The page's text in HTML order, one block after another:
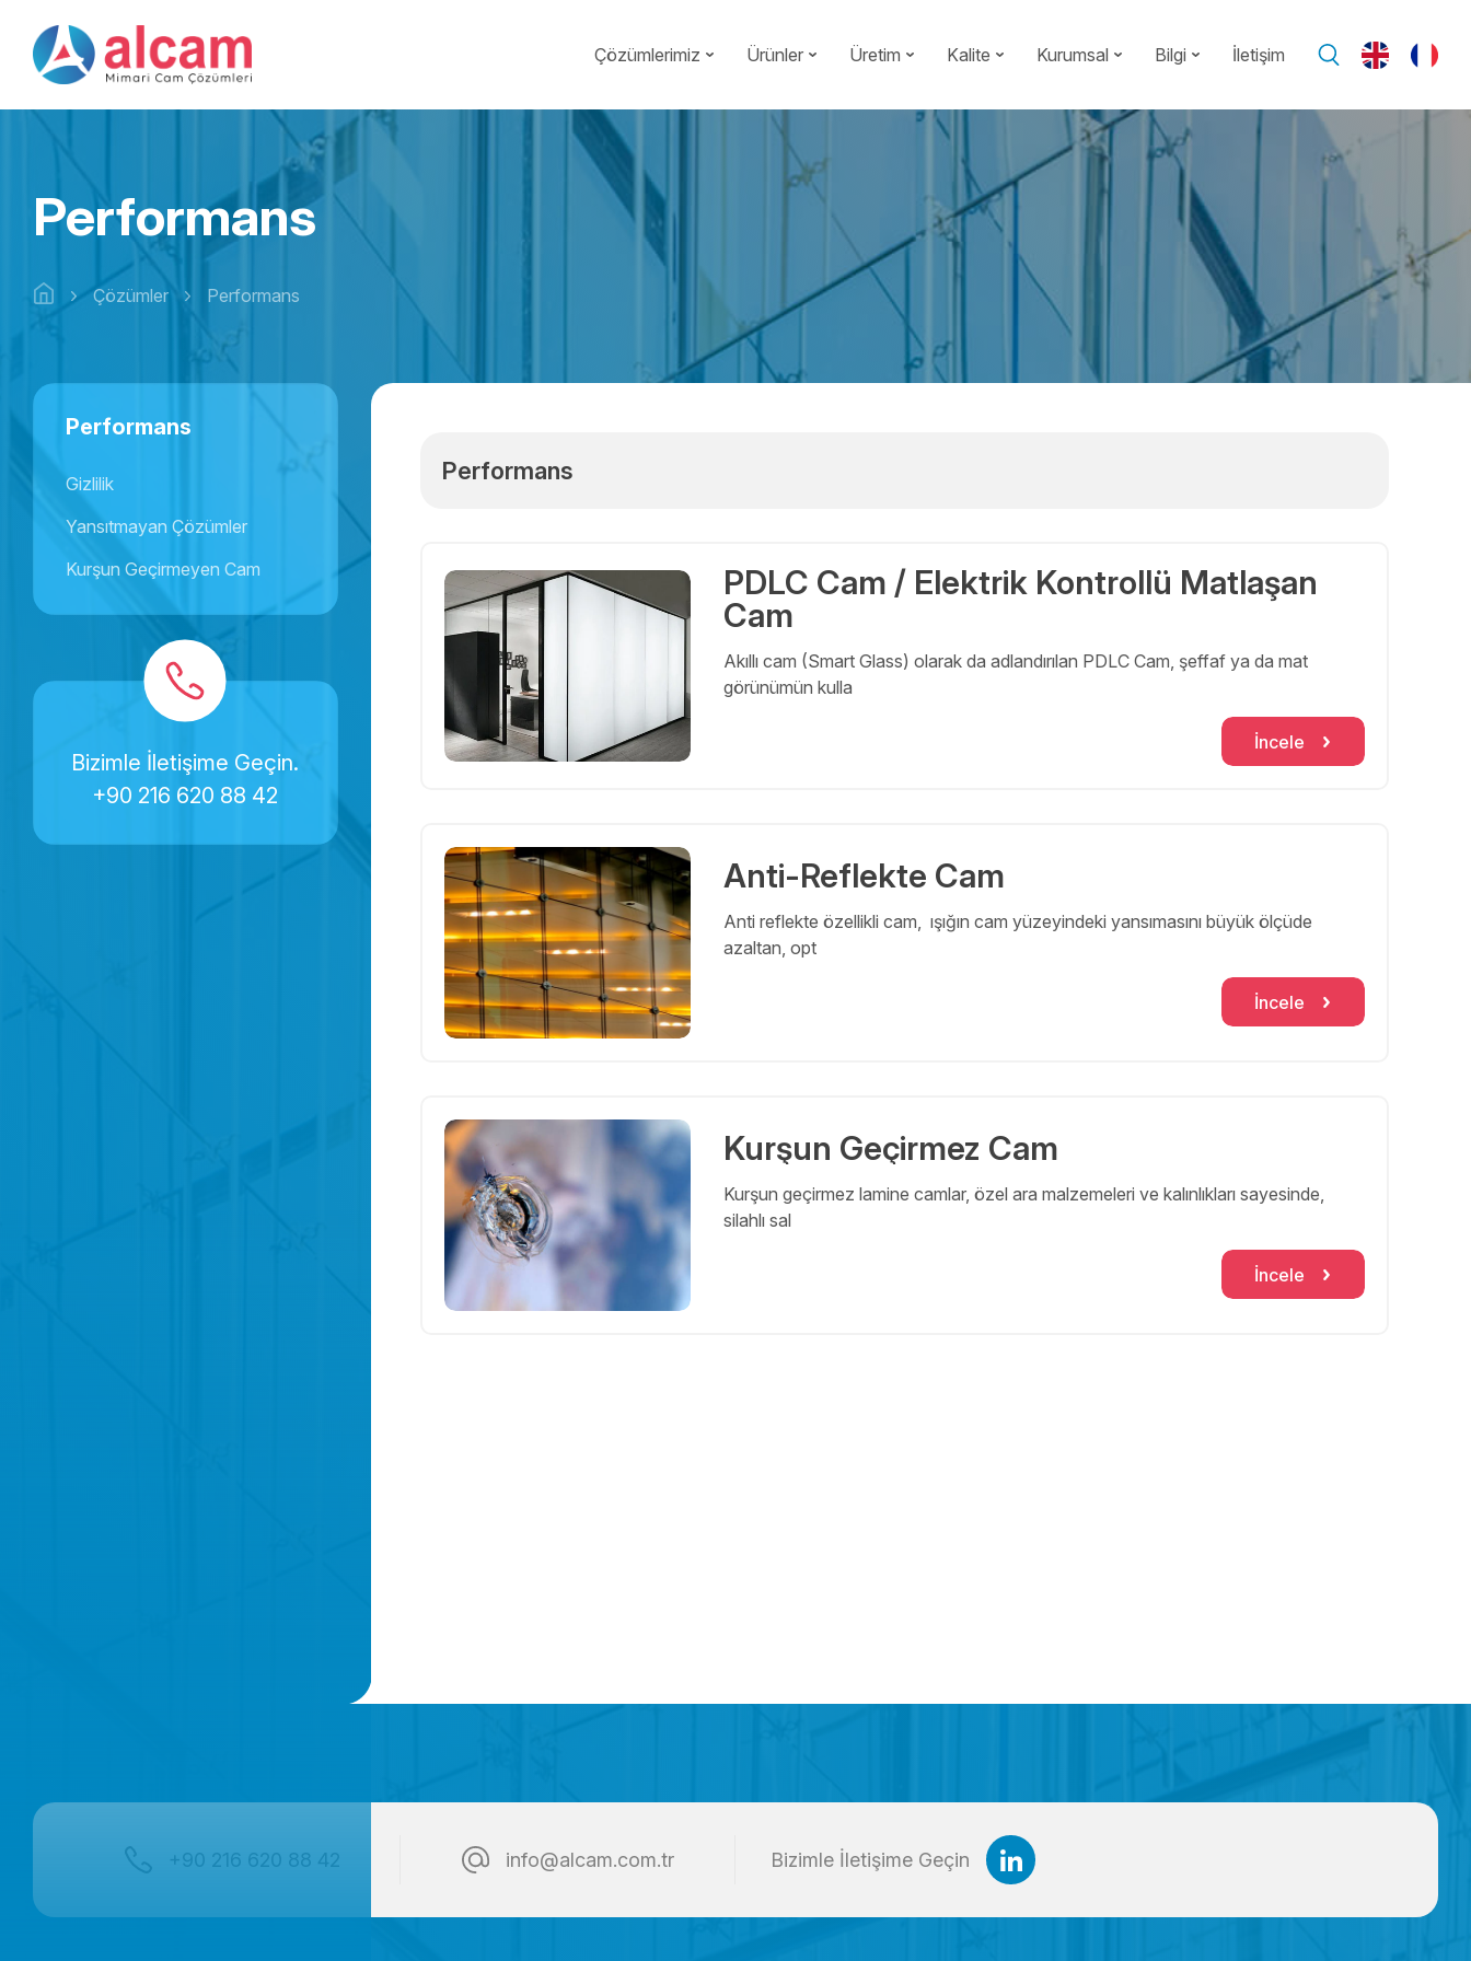
Çözümlerimiz Ürünler Üretim Kalite Kurumsal Bilgi İletişim
Performans
Çözümler Performans
Performans
Gizlilik
Yansıtmayan Çözümler
Kurşun Geçirmeyen Cam
Bizimle İletişime Geçin.
+90 216 620 88 42
Performans
PDLC Cam / Elektrik Kontrollü Matlaşan
Cam
Akıllı cam (Smart Glass) olarak da adlandırılan PDLC Cam, şeffaf ya da mat
görünümün kulla
İncele
Anti-Reflekte Cam
Anti reflekte özellikli cam, ışığın cam yüzeyindeki yansımasını büyük ölçüde
azaltan, opt
İncele
Kurşun Geçirmez Cam
Kurşun geçirmez lamine camlar, özel ara malzemeleri ve kalınlıkları sayesinde,
silahlı sal
İncele
+90 216 620 88 42 info@alcam.com.tr Bizimle İletişime Geçin